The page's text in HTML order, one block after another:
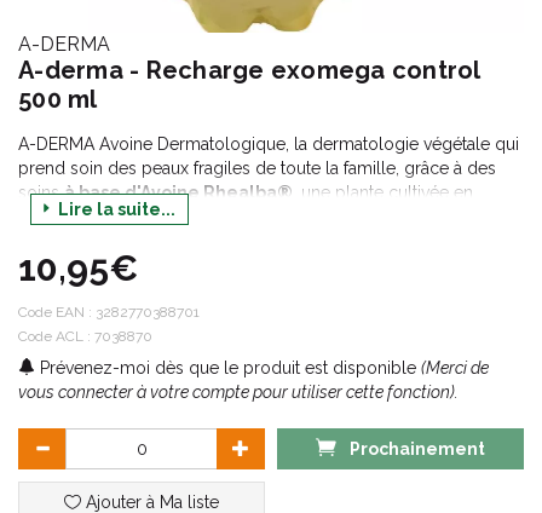
A-DERMA
A-derma - Recharge exomega control
500 ml
A-DERMA Avoine Dermatologique, la dermatologie végétale qui
prend soin des peaux fragiles de toute la famille, grâce à des
soinsà base d'Avoine Rhealba® , une plante cultivée en
Agriculture Biologique, en circuit court dans le sud-ouest de la
apaise, répare les peaux fragiles, tout en garantissant une
tolérance optimale
l'adulte.
Nettoie en douceur, calme les irritations et apaise. Aide à la
reconstruction de la barrière cutanée et diminue la sécheresse
de la peau. Texture ultra-nutritive et soyeuse qui convient aux
contient 91 % d'ingrédients d'origine naturelle, dont l'Avoine
Rhealba® cultivée dans le cadre de l'Agriculture Biologique.
Maintenant disponible en flacons et flacon-pompe éco-conçus.
Lire la suite...
10,95€
Code EAN : 3282770388701
Code ACL : 7038870
Prévenez-moi dès que le produit est disponible (Merci de
vous connecter à votre compte pour utiliser cette fonction).
Prochainement
Ajouter à Ma liste